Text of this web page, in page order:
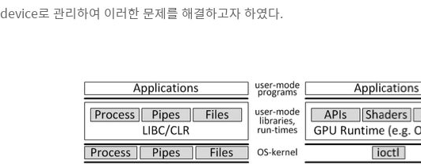
device로 관리하여 이러한 문제를 해결하고자 하였다.